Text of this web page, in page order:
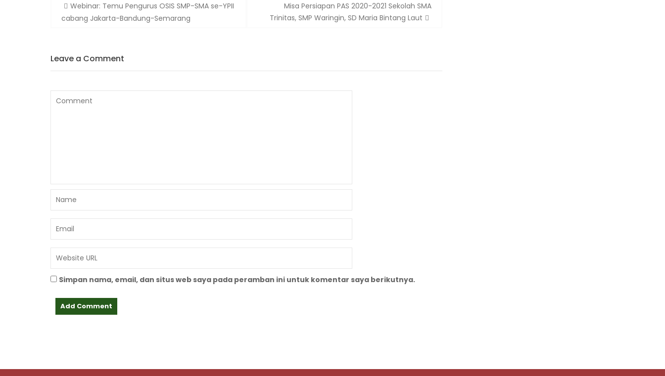
Webinar: Temu Pengurus OSIS SMP-SMA se-YPII
cabang Jakarta-Bandung-Semarang
Misa Persiapan PAS 2020-2021 Sekolah SMA
Trinitas, SMP Waringin, SD Maria Bintang Laut
Leave a Comment
Simpan nama, email, dan situs web saya pada peramban ini untuk komentar saya berikutnya.